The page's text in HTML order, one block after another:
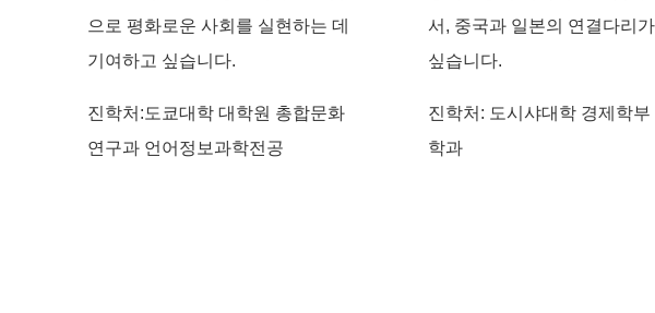
으로 평화로운 사회를 실현하는 데
기여하고 싶습니다.
진학처:도쿄대학 대학원 총합문화
연구과 언어정보과학전공
서, 중국과 일본의 연결다리
싶습니다.
진학처: 도시샤대학 경제학부
학과